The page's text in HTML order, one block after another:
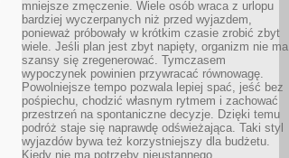
mniejsze zmęczenie. Wiele osób wraca z urlopu
bardziej wyczerpanych niż przed wyjazdem,
ponieważ próbowały w krótkim czasie zrobić zbyt
wiele. Jeśli plan jest zbyt napięty, organizm nie ma
szansy się zregenerować. Tymczasem
wypoczynek powinien przywracać równowagę.
Powolniejsze tempo pozwala lepiej spać, jeść bez
pośpiechu, chodzić własnym rytmem i zachować
przestrzeń na spontaniczne decyzje. Dzięki temu
podróż staje się naprawdę odświeżająca. Taki styl
wyjazdów bywa też korzystniejszy dla budżetu.
Kiedy nie ma potrzeby nieustannego